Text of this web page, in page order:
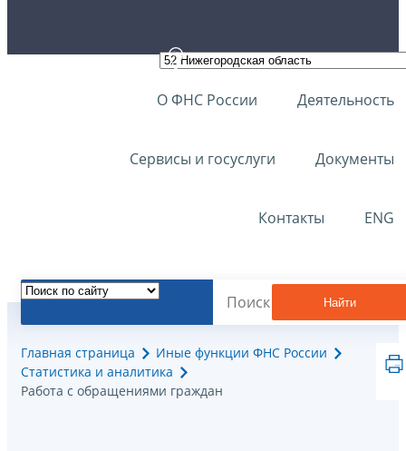
О ФНС России Деятельность
Сервисы и госуслуги Документы
Контакты ENG
Найти
Главная страница
Иные функции ФНС России
Статистика и аналитика
Работа с обращениями граждан